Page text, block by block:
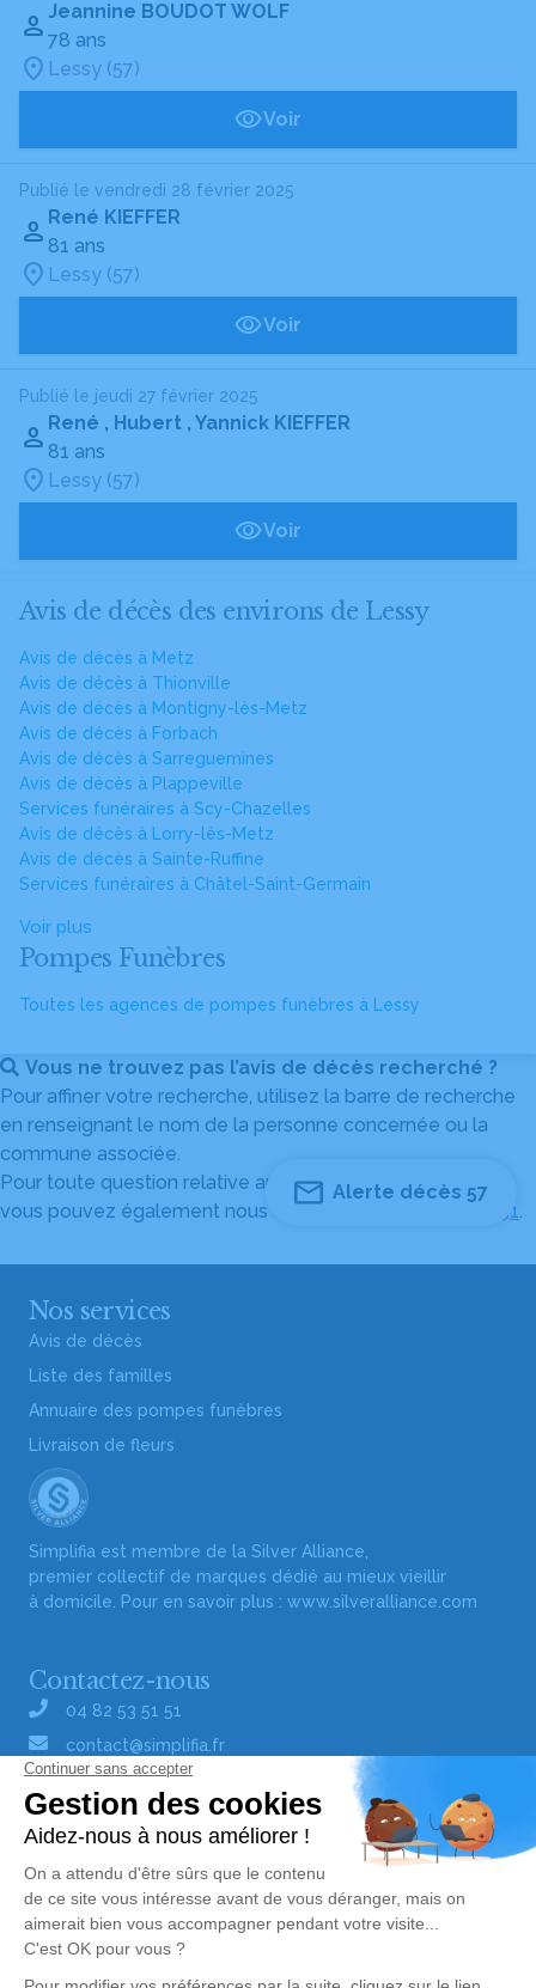
Jeannine BOUDOT WOLF
78 ans
Lessy (57)
Voir
Publié le vendredi 28 février 2025
René KIEFFER
81 ans
Lessy (57)
Voir
Publié le jeudi 27 février 2025
René , Hubert , Yannick KIEFFER
81 ans
Lessy (57)
Voir
Avis de décès des environs de Lessy
Avis de décès à Metz
Avis de décès à Thionville
Avis de décès à Montigny-lès-Metz
Avis de décès à Forbach
Avis de décès à Sarreguemines
Avis de décès à Plappeville
Services funéraires à Scy-Chazelles
Avis de décès à Lorry-lès-Metz
Avis de décès à Sainte-Ruffine
Services funéraires à Châtel-Saint-Germain
Voir plus
Pompes Funèbres
Toutes les agences de pompes funèbres à Lessy
Vous ne trouvez pas l’avis de décès recherché ?
Pour affiner votre recherche, utilisez la barre de recherche
en renseignant le nom de la personne concernée ou la
commune associée.
Pour toute question relative au fonctionnement du site,
vous pouvez également nous contacter au
04 82 53 51 51.
Alerte décès 57
Nos services
Avis de décès
Liste des familles
Annuaire des pompes funèbres
Livraison de fleurs
Simplifia est membre de la Silver Alliance,
premier collectif de marques dédié au mieux vieillir
à domicile. Pour en savoir plus : www.silveralliance.com
Contactez-nous
04 82 53 51 51
contact@simplifia.fr
Réseaux sociaux
Liens utiles
Publier un avis de décès